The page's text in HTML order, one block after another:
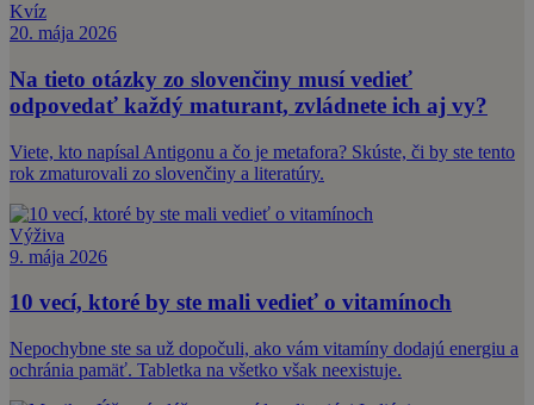
Kvíz
20. mája 2026
Na tieto otázky zo slovenčiny musí vedieť
odpovedať každý maturant, zvládnete ich aj vy?
Viete, kto napísal Antigonu a čo je metafora? Skúste, či by ste tento
rok zmaturovali zo slovenčiny a literatúry.
Výživa
9. mája 2026
10 vecí, ktoré by ste mali vedieť o vitamínoch
Nepochybne ste sa už dopočuli, ako vám vitamíny dodajú energiu a
ochránia pamäť. Tabletka na všetko však neexistuje.